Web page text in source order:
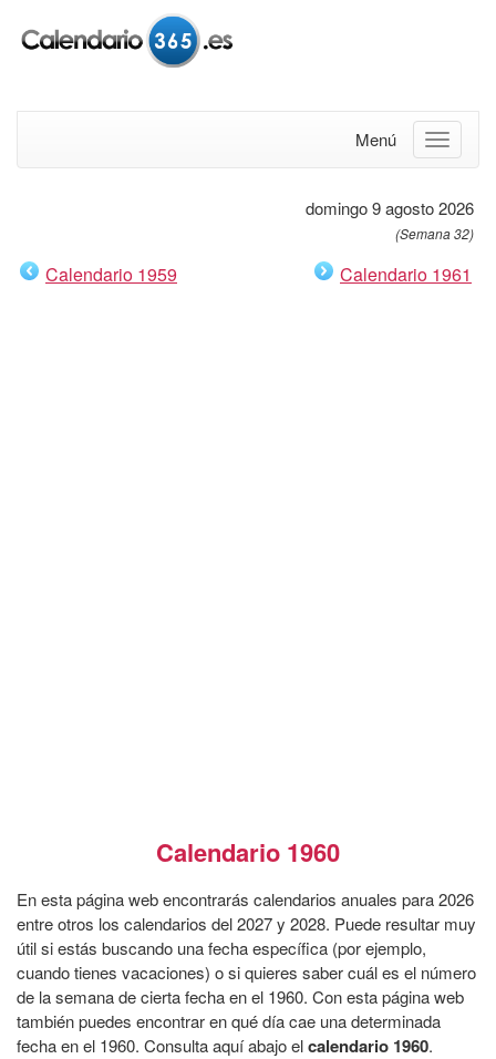
Menú
domingo 9 agosto 2026
(Semana 32)
Calendario 1959 Calendario 1961
Calendario 1960
En esta página web encontrarás calendarios anuales para 2026
entre otros los calendarios del 2027 y 2028. Puede resultar muy
útil si estás buscando una fecha específica (por ejemplo,
cuando tienes vacaciones) o si quieres saber cuál es el número
de la semana de cierta fecha en el 1960. Con esta página web
también puedes encontrar en qué día cae una determinada
fecha en el 1960. Consulta aquí abajo elcalendario 1960.